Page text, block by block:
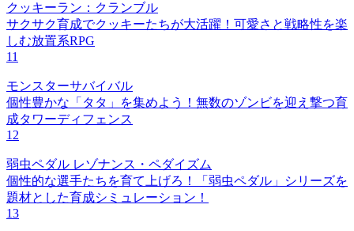
クッキーラン：クランブル
サクサク育成でクッキーたちが大活躍！可愛さと戦略性を楽
しむ放置系RPG
11
モンスターサバイバル
個性豊かな「タタ」を集めよう！無数のゾンビを迎え撃つ育
成タワーディフェンス
12
弱虫ペダル レゾナンス・ペダイズム
個性的な選手たちを育て上げろ！「弱虫ペダル」シリーズを
題材とした育成シミュレーション！
13